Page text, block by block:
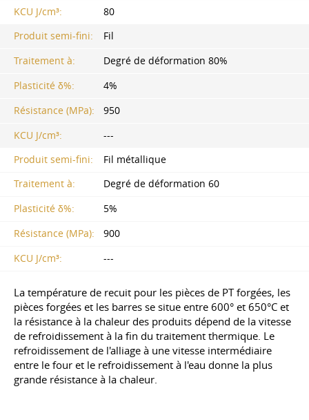
KCU J/cm³:
80
Produit semi-fini:
Fil
Traitement à:
Degré de déformation 80%
Plasticité δ%:
4%
Résistance (MPa):
950
KCU J/cm³:
---
Produit semi-fini:
Fil métallique
Traitement à:
Degré de déformation 60
Plasticité δ%:
5%
Résistance (MPa):
900
KCU J/cm³:
---
La température de recuit pour les pièces de PT forgées, les
pièces forgées et les barres se situe entre 600° et 650°C et
la résistance à la chaleur des produits dépend de la vitesse
de refroidissement à la fin du traitement thermique. Le
refroidissement de l'alliage à une vitesse intermédiaire
entre le four et le refroidissement à l'eau donne la plus
grande résistance à la chaleur.